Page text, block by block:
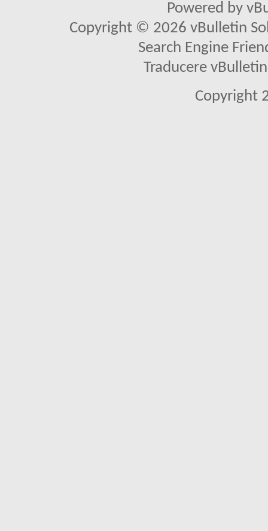
Powered by
Copyright © 2026 vBulletin
Search Engine
Traducere
Copyright